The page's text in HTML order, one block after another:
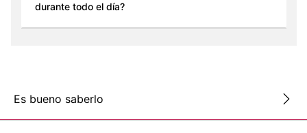
durante todo el día?
Es bueno saberlo